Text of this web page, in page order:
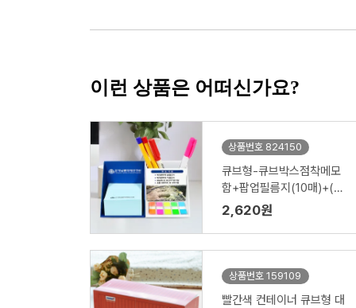
이런 상품은 어떠신가요?
상품번호 824150
큐브형-큐브박스점착메모
함+팝업필름지(10매)+(인
입식-내장형자석)
2,620원
상품번호 159109
빨간색 컨테이너 큐브형 대